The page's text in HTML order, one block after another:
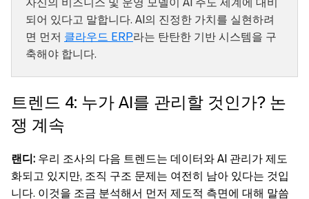
되어 있다고 말합니다. AI의 진정한 가치를 실현하려
면 먼저 클라우드 ERP라는 탄탄한 기반 시스템을 구
축해야 합니다.
트렌드 4: 누가 AI를 관리할 것인가? 논
쟁 계속
랜디: 우리 조사의 다음 트렌드는 데이터와 AI 관리가 제도
화되고 있지만, 조직 구조 문제는 여전히 남아 있다는 것입
니다. 이것을 조금 분석해서 먼저 제도적 측면에 대해 말씀